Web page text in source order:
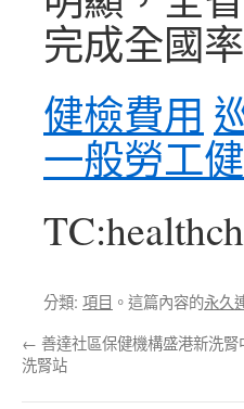
完成全國
健檢費用
一般勞工
分類: 項目 。這篇內容的永久
← 善達社區保健機構盛港新洗
洗腎站